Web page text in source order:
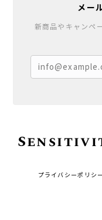
メー
新商品やキャンペ
プライバシーポリシー